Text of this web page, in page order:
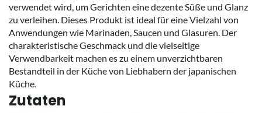
verwendet wird, um Gerichten eine dezente Süße und Glanz
zu verleihen. Dieses Produkt ist ideal für eine Vielzahl von
Anwendungen wie Marinaden, Saucen und Glasuren. Der
charakteristische Geschmack und die vielseitige
Verwendbarkeit machen es zu einem unverzichtbaren
Bestandteil in der Küche von Liebhabern der japanischen
Küche.
Zutaten